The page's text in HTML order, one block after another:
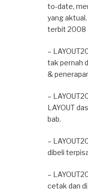
to-date,
yang
terbit 2008
–
tak pernah
&
–
LAYOUT
bab.
–
dibeli
–
cetak dan